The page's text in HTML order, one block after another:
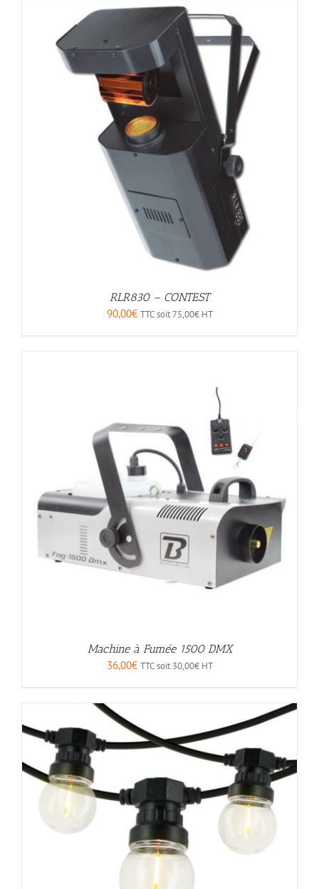
RLR830 – CONTEST
90,00€ TTC soit75,00€HT
Machine à Fumée 1500 DMX
36,00€ TTC soit 30,00€HT